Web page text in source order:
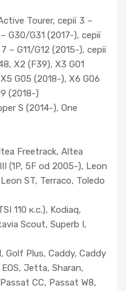
Tourer, серії 3 –
G30/G31 (2017-), серії
– G11/G12 (2015-), серії
X2 (F39), X3 G01
G05 (2018-), X6 G06
(2018-)
S (2014-), One
Freetrack, Altea
(1P, 5F od 2005-), Leon
ST, Terraco, Toledo
110 к.с.), Kodiaq,
Scout, Superb I,
Golf Plus, Caddy, Caddy
Jetta, Sharan,
CC, Passat W8,